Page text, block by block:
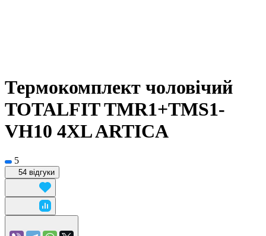
Термокомплект чоловічий
TOTALFIT TMR1+TMS1-
VH10 4XL ARTICA
5
54 відгуки